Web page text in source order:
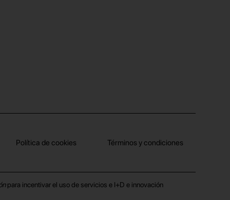
Política de cookies Términos y condiciones
para incentivar el uso de servicios e I+D e innovación